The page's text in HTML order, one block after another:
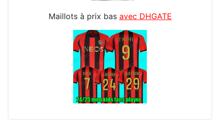
Maillots à prix bas avec DHGATE